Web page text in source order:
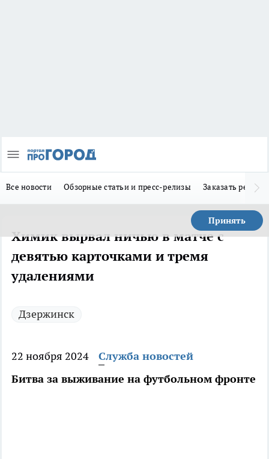
Все новости Обзорные статьи и пресс-релизы Заказать
Принять
Химик вырвал ничью в матче с
девятью карточками и тремя
удалениями
Дзержинск
22 ноября 2024
Служба новостей
Битва за выживание на футбольном фронте